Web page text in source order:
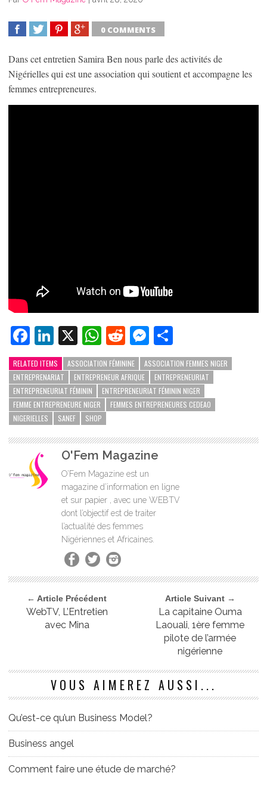
0 COMMENTS
Dans cet entretien Samira Ben nous parle des activités de
Nigérielles qui est une association qui soutient et accompagne les
femmes entrepreneures.
Facebook
LinkedIn
X WhatsApp
RedditMessenger
RELATED ITEMS ASSOCIATION FÉMININE
ASSOCIATION FEMMES NIGER
ENTREPRENARIAT
ENTREPRENEUR AFRIQUE
ENTREPRENEURIAT
ENTREPRENEURIAT FÉMININ
ENTREPRENEURIAT FÉMININ NIGER
FEMME ENTREPRENEURE NIGER
FEMMES ENTREPRENEURES CEDEAO
NIGERIELLES
SANEF SHOP
O'Fem Magazine
O’Fem Magazine est un
magazine d’information en ligne
et sur papier , avec une WEBTV
dont l’objectif est de traiter
l’actualité des femmes
Nigériennes et Africaines.
← Article Précédent
WebTV, L’Entretien
avec Mina
Article Suivant →
La capitaine Ouma
Laouali, 1ère femme
pilote de l’armée
nigérienne
VOUS AIMEREZ AUSSI...
Qu’est-ce qu’un Business Model?
Business angel
Comment faire une étude de marché?